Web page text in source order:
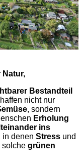
Natur,
Bestandteil
nicht nur
, sondern
Erholung
ins
in denen Stressund
solche grünen